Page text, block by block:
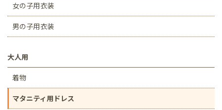
女の子用衣装
男の子用衣装
大人用
着物
マタニティ用ドレス